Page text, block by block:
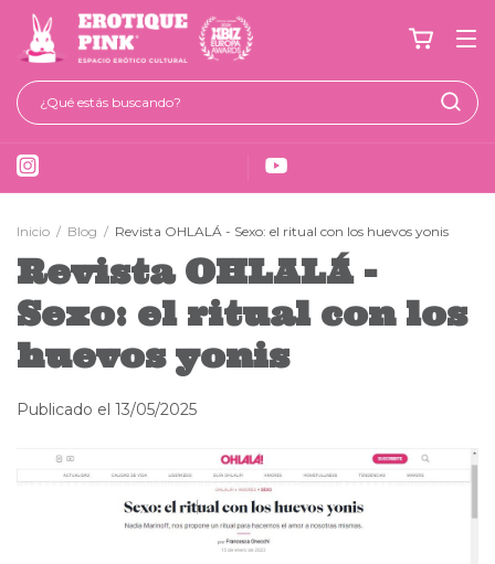
Inicio / Blog / Revista OHLALÁ - Sexo: el ritual con los huevos yonis
Revista OHLALÁ -
Sexo: el ritual con los
huevos yonis
Publicado el 13/05/2025